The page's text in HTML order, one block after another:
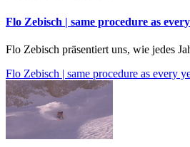
Flo Zebisch | same procedure as
Flo Zebisch präsentiert uns, wie jedes
Flo Zebisch | same procedure as every